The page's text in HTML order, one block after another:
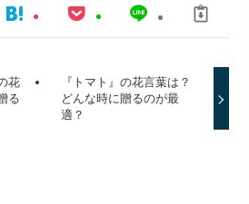
花
る
『トマト』の花言葉は？
どんな時に贈るのが最
適？